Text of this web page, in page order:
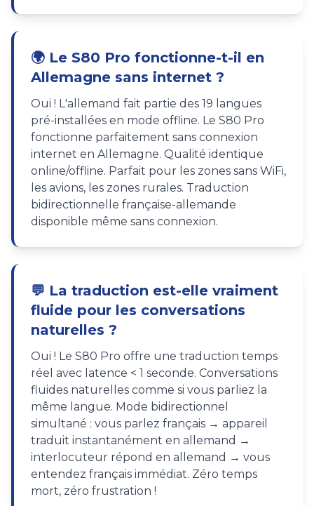
🌍 Le S80 Pro fonctionne-t-il en
Allemagne sans internet ?
Oui ! L'allemand fait partie des 19 langues
pré-installées en mode offline. Le S80 Pro
fonctionne parfaitement sans connexion
internet en Allemagne. Qualité identique
online/offline. Parfait pour les zones sans WiFi,
les avions, les zones rurales. Traduction
bidirectionnelle française-allemande
disponible même sans connexion.
💬 La traduction est-elle vraiment
fluide pour les conversations
naturelles ?
Oui ! Le S80 Pro offre une traduction temps
réel avec latence < 1 seconde. Conversations
fluides naturelles comme si vous parliez la
même langue. Mode bidirectionnel
simultané : vous parlez français → appareil
traduit instantanément en allemand →
interlocuteur répond en allemand → vous
entendez français immédiat. Zéro temps
mort, zéro frustration !